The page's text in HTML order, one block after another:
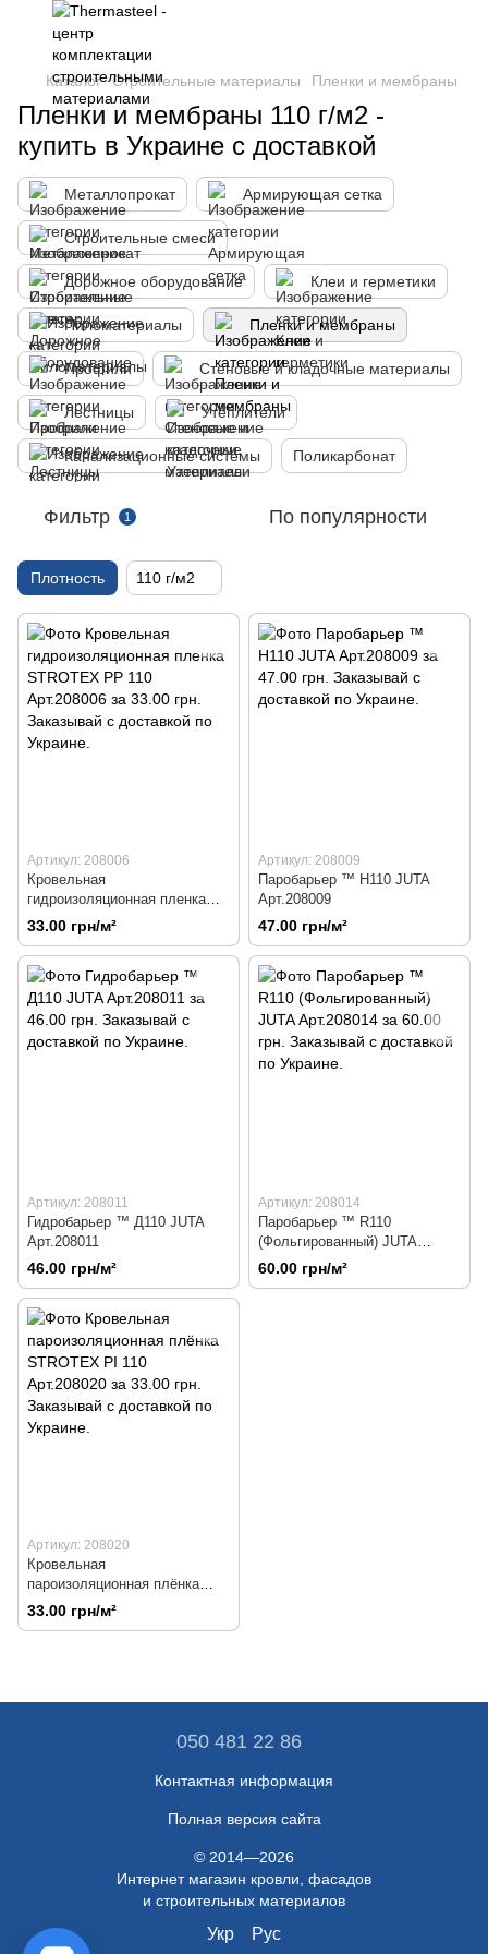
Каталог Строительные материалы Пленки и мембраны
Пленки и мембраны 110 г/м2 -
купить в Украине с доставкой
Металлопрокат Армирующая сетка
Строительные смеси
Дорожное оборудование Клеи и герметики
Пиломатериалы Пленки и мембраны
Профили Стеновые и кладочные материалы
Лестницы Утеплители
Канализационные системы Поликарбонат
Фильтр 1 По популярности
Плотность 110 г/м2
Артикул: 208006
Кровельная
гидроизоляционная пленка
STROTEX PP 110 Арт.208006
33.00 грн/м²
Артикул: 208009
Паробарьер ™ Н110 JUTA
Арт.208009
47.00 грн/м²
Артикул: 208011
Гидробарьер ™ Д110 JUTA
Арт.208011
46.00 грн/м²
Артикул: 208014
Паробарьер ™ R110
(Фольгированный) JUTA
Арт.208014
60.00 грн/м²
Артикул: 208020
Кровельная
пароизоляционная плёнка
STROTEX PІ 110 Арт.208020
33.00 грн/м²
050 481 22 86
Контактная информация
Полная версия сайта
© 2014—2026
Интернет магазин кровли, фасадов
и строительных материалов
Укр Рус